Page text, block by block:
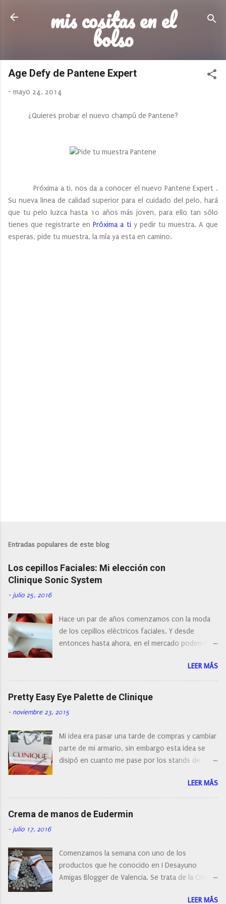
Ir al contenido principal
mis cositas en el
bolso
Age Defy de Pantene Expert
- mayo 24, 2014
¿Quieres probar el nuevo champú de Pantene?
Próxima a ti, nos da a conocer el nuevo Pantene Expert .
Su nueva linea de calidad superior para el cuidado del pelo, hará
que tu pelo luzca hasta 10 años más joven, para ello tan sólo
tienes que registrarte enPróxima a ti y pedir tu muestra. A que
esperas, pide tu muestra, la mía ya esta en camino.
Entradas populares de este blog
Los cepillos Faciales: Mi elección con
Clinique Sonic System
- julio 25, 2016
Hace un par de años comenzamos con la moda
de los cepillos eléctricos faciales. Y desde
entonces hasta ahora, en el mercado podemos
con diferentes características, a pilas, a batería,
cepillos de rotación o de oscilación... y
naturalmente de todos los precios. Existe en la
actualidad tal variedad, que antes de hacer la
compra debemos de hacernos unas preguntas:
post os voy a dar mi opinión de porque elegí mi
cepillo facial de Clinique
LEER MÁS
Pretty Easy Eye Palette de Clinique
- noviembre 23, 2015
Mi idea era pasar una tarde de compras y cambiar
parte de mi armario, sin embargo esta idea se
disipó en cuanto me pase por los stands de
resistirse a esta paleta de colores de Clinique.
LEER MÁS
Crema de manos de Eudermin
- julio 17, 2016
Comenzamos la semana con uno de los
productos que he conocido en I Desayuno
Amigas Blogger de Valencia. Se trata de la Crema
manos para utilizar tanto en verano como en
LEER MÁS